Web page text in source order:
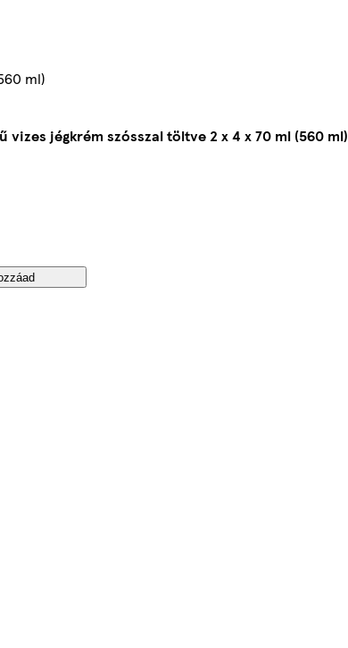
ml)
jégkrém szósszal töltve 2 x 4 x 70 ml (560 ml)